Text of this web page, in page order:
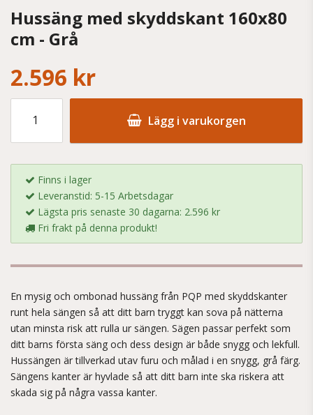
Hussäng med skyddskant 160x80
cm - Grå
2.596 kr
Lägg i varukorgen
Finns i lager
Leveranstid: 5-15 Arbetsdagar
Lägsta pris senaste 30 dagarna: 2.596 kr
Fri frakt på denna produkt!
En mysig och ombonad hussäng från PQP med skyddskanter
runt hela sängen så att ditt barn tryggt kan sova på nätterna
utan minsta risk att rulla ur sängen. Sägen passar perfekt som
ditt barns första säng och dess design är både snygg och lekfull.
Hussängen är tillverkad utav furu och målad i en snygg, grå färg.
Sängens kanter är hyvlade så att ditt barn inte ska riskera att
skada sig på några vassa kanter.